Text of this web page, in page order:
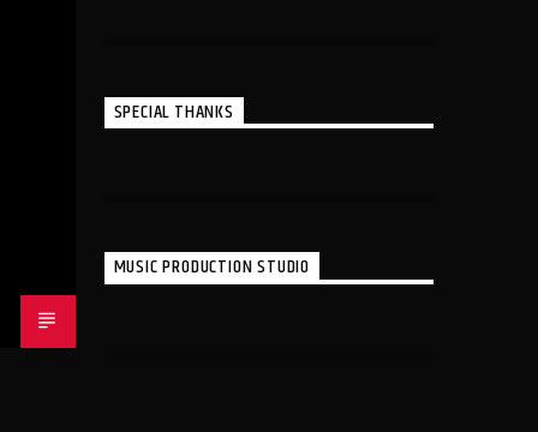
SPECIAL THANKS
MUSIC PRODUCTION STUDIO